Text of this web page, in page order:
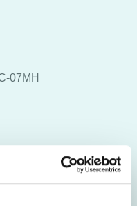
07MH